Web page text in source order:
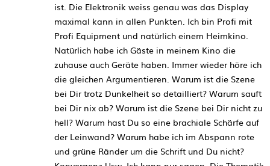
ist. Die Elektronik weiss genau was das Display
maximal kann in allen Punkten. Ich bin Profi mit
Profi Equipment und natürlich einem Heimkino.
Natürlich habe ich Gäste in meinem Kino die
zuhause auch Geräte haben. Immer wieder höre ich
die gleichen Argumentieren. Warum ist die Szene
bei Dir trotz Dunkelheit so detailliert? Warum sauft
bei Dir nix ab? Warum ist die Szene bei Dir nicht zu
hell? Warum hast Du so eine brachiale Schärfe auf
der Leinwand? Warum habe ich im Abspann rote
und grüne Ränder um die Schrift und Du nicht?